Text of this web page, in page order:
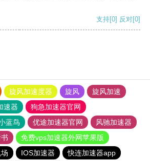
支持[0] 反对[0]
旋风加速度器 旋风
旋风加速
速器
狗急加速器官网
蓝鸟 优途加速器官网
风驰加速器
免费vps加速器外网苹果版
IOS加速器 快连加速器app